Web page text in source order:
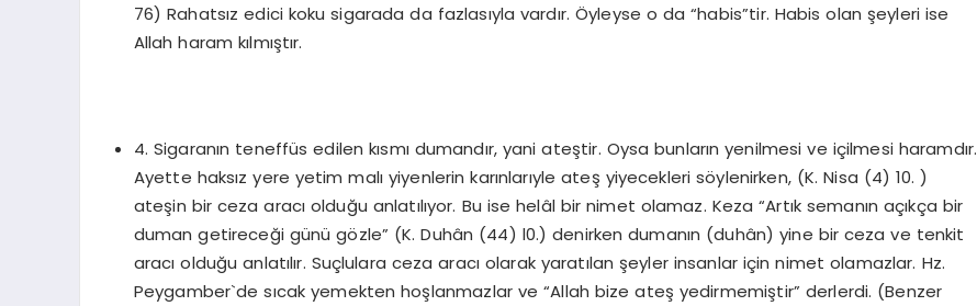
76) Rahatsız edici koku sigarada da fazlasıyla vardır. Öyleyse o da “habis”tir. Habis olan şeyleri ise
Allah haram kılmıştır.
4. Sigaranın teneffüs edilen kısmı dumandır, yani ateştir. Oysa bunların yenilmesi ve içilmesi haramdır.
Ayette haksız yere yetim malı yiyenlerin karınlarıyle ateş yiyecekleri söylenirken, (K. Nisa (4) 10. )
ateşin bir ceza aracı olduğu anlatılıyor. Bu ise helâl bir nimet olamaz. Keza “Artık semanın açıkça bir
duman getireceği günü gözle” (K. Duhân (44) l0.) denirken dumanın (duhân) yine bir ceza ve tenkit
aracı olduğu anlatılır. Suçlulara ceza aracı olarak yaratılan şeyler insanlar için nimet olamazlar. Hz.
Peygamber`de sıcak yemekten hoşlanmazlar ve “Allah bize ateş yedirmemiştir” derlerdi. (Benzer